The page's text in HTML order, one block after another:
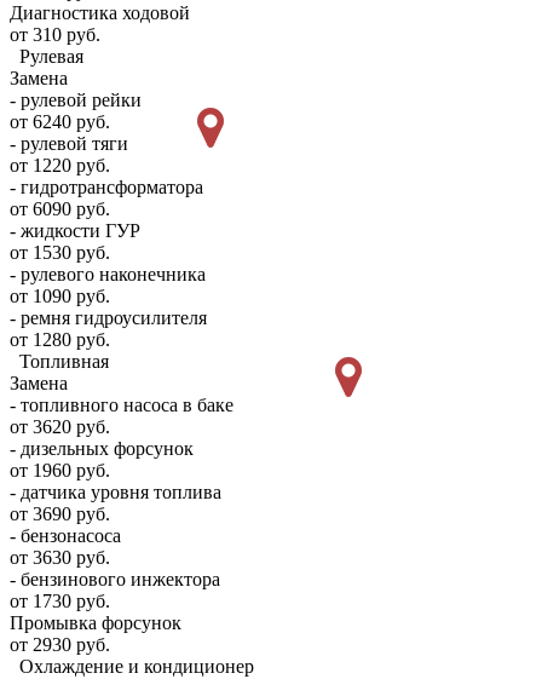
Диагностика ходовой
от 310 руб.
Рулевая
Замена
- рулевой рейки
от 6240 руб.
- рулевой тяги
от 1220 руб.
- гидротрансформатора
от 6090 руб.
- жидкости ГУР
от 1530 руб.
- рулевого наконечника
от 1090 руб.
- ремня гидроусилителя
от 1280 руб.
Топливная
Замена
- топливного насоса в баке
от 3620 руб.
- дизельных форсунок
от 1960 руб.
- датчика уровня топлива
от 3690 руб.
- бензонасоса
от 3630 руб.
- бензинового инжектора
от 1730 руб.
Промывка форсунок
от 2930 руб.
Охлаждение и кондиционер